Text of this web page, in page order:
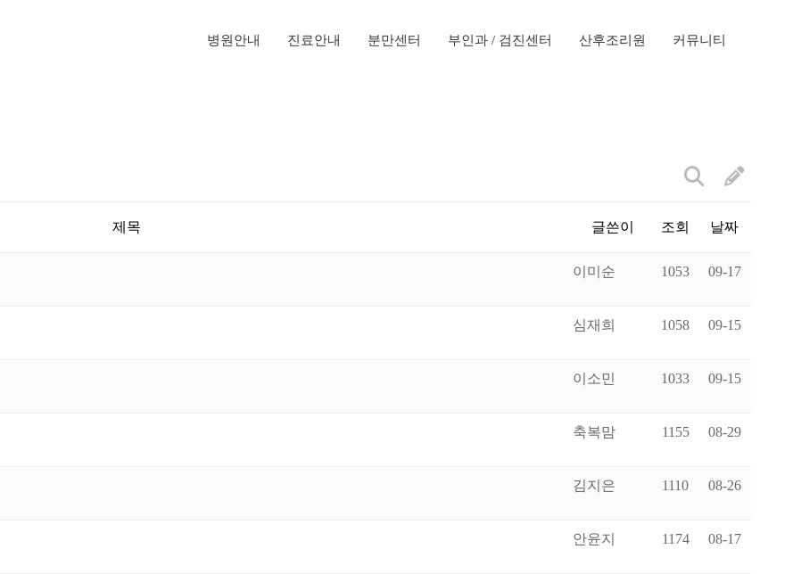
병원안내 진료안내 분만센터 부인과 / 검진센터 산후조리원 커뮤니티
제목 글쓴이 조회 날짜
이미순 1053 09-17
심재희 1058 09-15
이소민 1033 09-15
축복맘 1155 08-29
김지은 1110 08-26
안윤지 1174 08-17